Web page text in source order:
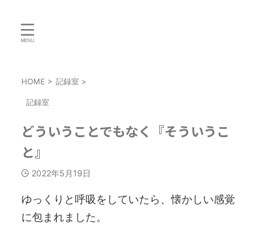
HOME > 記録室 >
記録室
どういうことでもなく『そういうこ
と』
2022年5月19日
ゆっくりと呼吸をしていたら、懐かしい感覚
に包まれました。